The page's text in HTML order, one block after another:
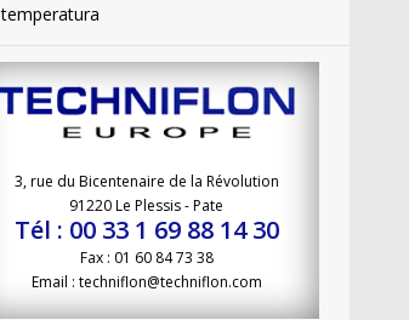
temperatura
3, rue du Bicentenaire de la Révolution
91220 Le Plessis - Pate
Tél : 00 33 1 69 88 14 30
Fax : 01 60 84 73 38
Email : techniflon@techniflon.com